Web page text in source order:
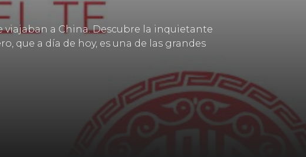
viajaban a China. Descubre la inquietante
que a día de hoy, es una de las grandes